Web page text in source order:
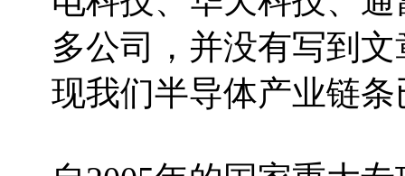
多公司，并没有写到
现我们半导体产业链